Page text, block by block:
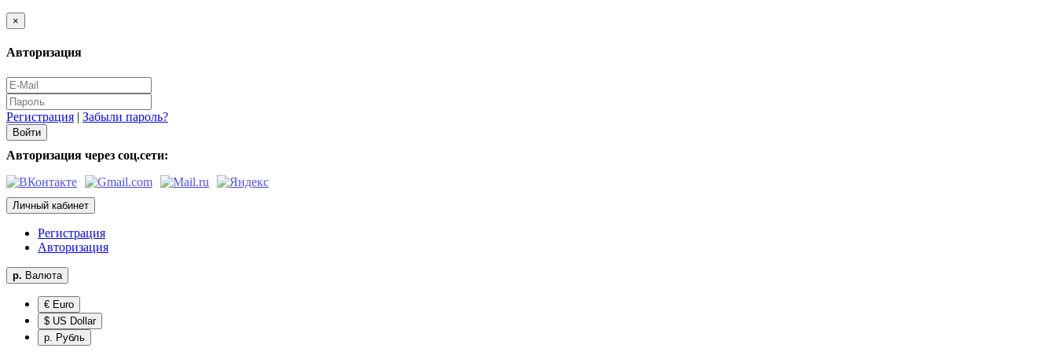
×
Авторизация
Регистрация | Забыли пароль?
Авторизация через соц.сети:
Личный кабинет
Регистрация
Авторизация
р. Валюта
€ Euro
$ US Dollar
р. Рубль